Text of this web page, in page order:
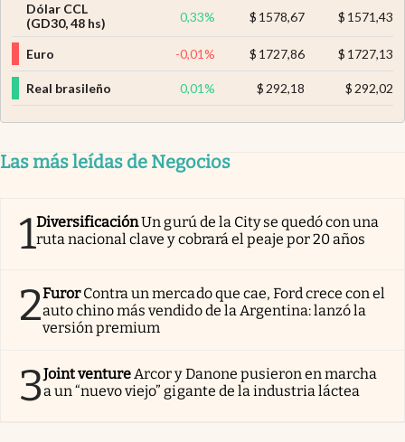
Dólar CCL
(GD30, 48 hs)
0,33% $ 1578,67 $ 1571,43
Euro -0,01% $ 1727,86 $ 1727,13
Real brasileño 0,01% $ 292,18 $ 292,02
Las más leídas de Negocios
1DiversificaciónUn gurú de la City se quedó con una
ruta nacional clave y cobrará el peaje por 20 años
2Furor Contra un mercado que cae, Ford crece con el
auto chino más vendido de la Argentina: lanzó la
versión premium
3Joint ventureArcor y Danone pusieron en marcha
a un “nuevo viejo” gigante de la industria láctea